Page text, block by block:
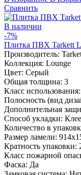
Сравнить
В наличии
-7%
Плитка ПВХ Tarkett
Производитель:
Коллекция: Lounge
Цвет: Серый
Общая толщина: 3
Класс использования:
Полосность (вид
Дополнительная
Способ укладки:
Количество в
Размер ламели:
Кратность упаковки:
Класс пожарной
Фаска: Да